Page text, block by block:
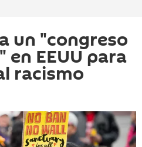
un "congreso
EEUU para
racismo